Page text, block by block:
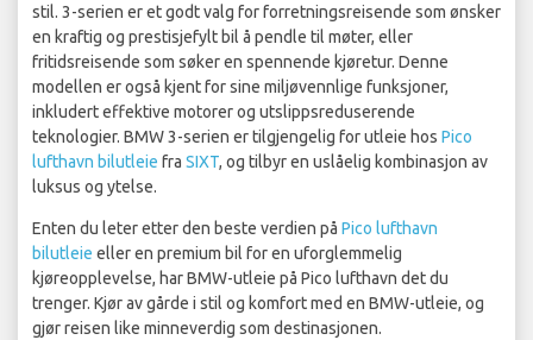
stil. 3-serien er et godt valg for forretningsreisende som ønsker
en kraftig og prestisjefylt bil å pendle til møter, eller
fritidsreisende som søker en spennende kjøretur. Denne
modellen er også kjent for sine miljøvennlige funksjoner,
inkludert effektive motorer og utslippsreduserende
teknologier. BMW 3-serien er tilgjengelig for utleie hos Pico
lufthavn bilutleie fra SIXT, og tilbyr en uslåelig kombinasjon av
luksus og ytelse.
Enten du leter etter den beste verdien på Pico lufthavn
bilutleie eller en premium bil for en uforglemmelig
kjøreopplevelse, har BMW-utleie på Pico lufthavn det du
trenger. Kjør av gårde i stil og komfort med en BMW-utleie, og
gjør reisen like minneverdig som destinasjonen.